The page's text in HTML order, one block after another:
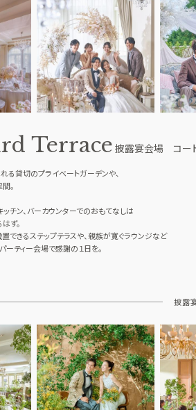
Terrace披露宴会場 コー
る貸切のプライベートガーデンや、
。
チン、バーカウンターでのおもてなしは
ず。
できるステップテラスや、親族が寛ぐラウンジなど
ーティー会場で感謝の１日を。
披露